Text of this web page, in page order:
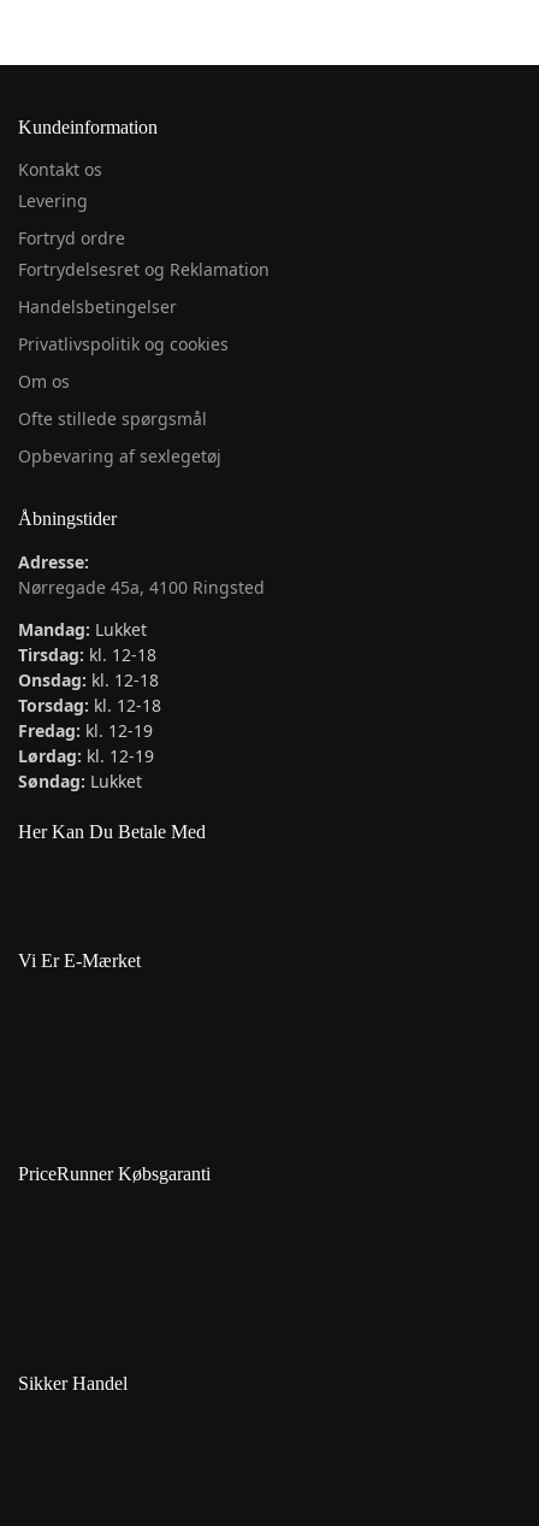
Kundeinformation
Kontakt os
Levering
Fortryd ordre
Fortrydelsesret og Reklamation
Handelsbetingelser
Privatlivspolitik og cookies
Om os
Ofte stillede spørgsmål
Opbevaring af sexlegetøj
Åbningstider
Adresse:
Nørregade 45a, 4100 Ringsted
Mandag: Lukket
Tirsdag: kl. 12-18
Onsdag: kl. 12-18
Torsdag: kl. 12-18
Fredag: kl. 12-19
Lørdag: kl. 12-19
Søndag: Lukket
Her Kan Du Betale Med
Vi Er E-Mærket
PriceRunner Købsgaranti
Sikker Handel